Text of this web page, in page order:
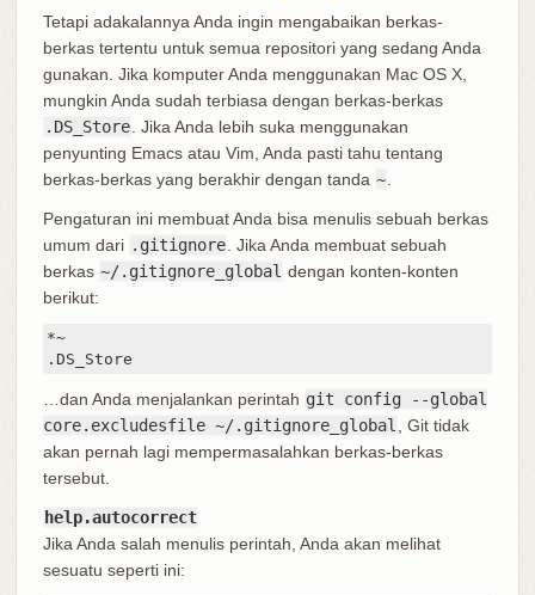
Tetapi adakalannya Anda ingin mengabaikan berkas-
berkas tertentu untuk semua repositori yang sedang Anda
gunakan. Jika komputer Anda menggunakan Mac OS X,
mungkin Anda sudah terbiasa dengan berkas-berkas
.DS_Store . Jika Anda lebih suka menggunakan
penyunting Emacs atau Vim, Anda pasti tahu tentang
berkas-berkas yang berakhir dengan tanda ~
Pengaturan ini membuat Anda bisa menulis sebuah berkas
umum dari .gitignore . Jika Anda membuat sebuah
berkas ~/.gitignore_global dengan konten-konten
berikut:
*~
.DS_Store
…dan Anda menjalankan perintah git config --global
core.excludesfile ~/.gitignore_global
, Git tidak
akan pernah lagi mempermasalahkan berkas-berkas
tersebut.
help.autocorrect
Jika Anda salah menulis perintah, Anda akan melihat
sesuatu seperti ini: